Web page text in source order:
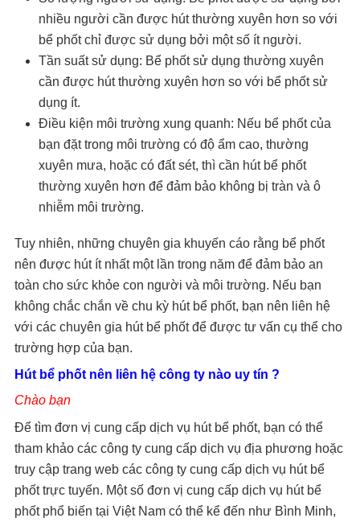
nhiều người cần được hút thường xuyên hơn so với
bể phốt chỉ được sử dụng bởi một số ít người.
Tần suất sử dụng: Bể phốt sử dụng thường xuyên
cần được hút thường xuyên hơn so với bể phốt sử
dụng ít.
Điều kiện môi trường xung quanh: Nếu bể phốt của
bạn đặt trong môi trường có độ ẩm cao, thường
xuyên mưa, hoặc có đất sét, thì cần hút bể phốt
thường xuyên hơn để đảm bảo không bị tràn và ô
nhiễm môi trường.
Tuy nhiên, những chuyên gia khuyến cáo rằng bể phốt
nên được hút ít nhất một lần trong năm để đảm bảo an
toàn cho sức khỏe con người và môi trường. Nếu bạn
không chắc chắn về chu kỳ hút bể phốt, bạn nên liên hệ
với các chuyên gia hút bể phốt để được tư vấn cụ thể cho
trường hợp của bạn.
Hút bể phốt nên liên hệ công ty nào uy tín ?
Chào bạn
Để tìm đơn vị cung cấp dịch vụ hút bể phốt, bạn có thể
tham khảo các công ty cung cấp dịch vụ địa phương hoặc
truy cập trang web các công ty cung cấp dịch vụ hút bể
phốt trực tuyến. Một số đơn vị cung cấp dịch vụ hút bể
phốt phổ biến tại Việt Nam có thể kể đến như Bình Minh,